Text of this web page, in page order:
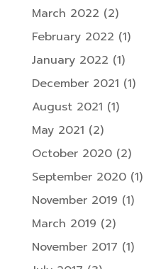
March 2022 (2)
February 2022 (1)
January 2022 (1)
December 2021 (1)
August 2021 (1)
May 2021 (2)
October 2020(2)
September 2020(1)
November 2019 (1)
March 2019 (2)
November 2017 (1)